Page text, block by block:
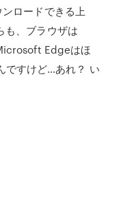
ロードできる上
も、ブラウザは
Edgeはほ
ですけど…あれ？ い